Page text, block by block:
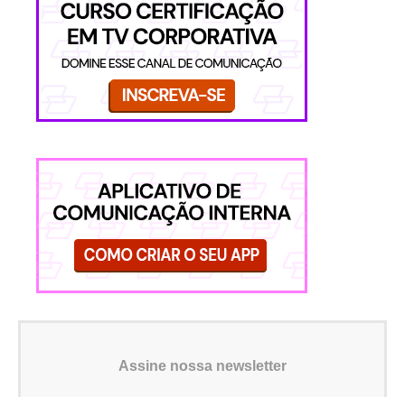
Assine nossa newsletter